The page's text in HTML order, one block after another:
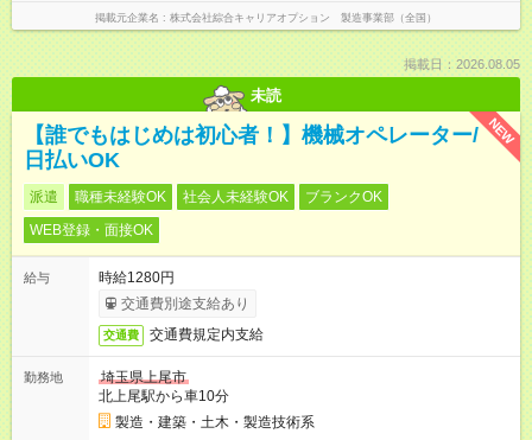
掲載元企業名 株式会社綜合キャリアオプション 製造事業部（全国）
掲載日：2026.08.05
未読
NEW
【誰でもはじめは初心者！】機械オペレーター/
日払いOK
派遣 職種未経験OK 社会人未経験OK
ブランクOK
WEB登録・面接OK
給与
時給1280円
交通費別途支給あり
交通費 交通費規定内支給
勤務地
埼玉県上尾市
北上尾駅から車10分
製造・建築・土木・製造技術系